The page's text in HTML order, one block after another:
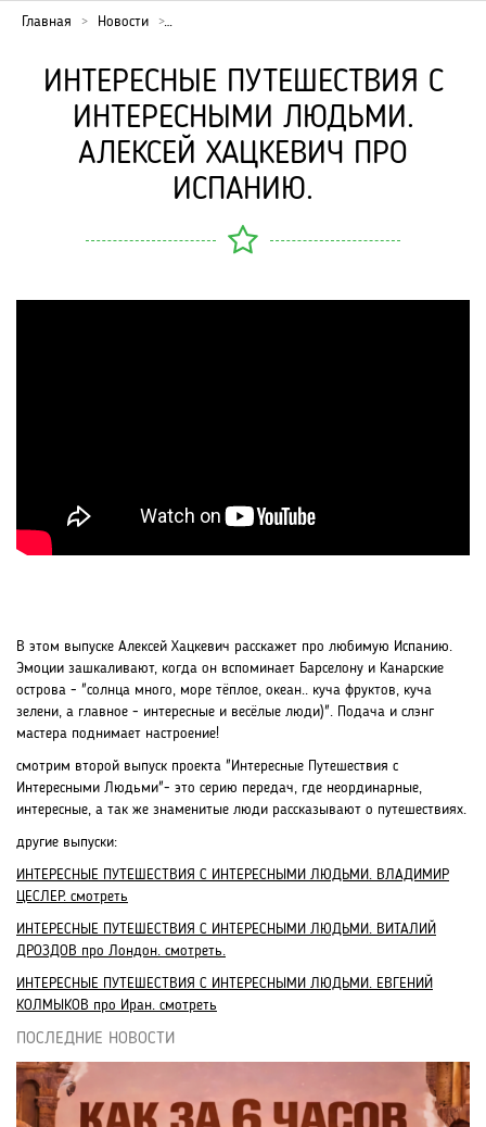
Главная Новости
ИНТЕРЕСНЫЕ ПУТЕШЕСТВИЯ С
ИНТЕРЕСНЫМИ ЛЮДЬМИ.
АЛЕКСЕЙ ХАЦКЕВИЧ ПРО
ИСПАНИЮ.
В этом выпуске Алексей Хацкевич расскажет про любимую Испанию.
Эмоции зашкаливают, когда он вспоминает Барселону и Канарские
острова - "солнца много, море тёплое, океан.. куча фруктов, куча
зелени, а главное - интересные и весёлые люди)". Подача и слэнг
мастера поднимает настроение!
смотрим второй выпуск проекта "Интересные Путешествия с
Интересными Людьми"- это серию передач, где неординарные,
интересные, а так же знаменитые люди рассказывают о путешествиях.
другие выпуски:
ИНТЕРЕСНЫЕ ПУТЕШЕСТВИЯ С ИНТЕРЕСНЫМИ ЛЮДЬМИ. ВЛАДИМИР
ЦЕСЛЕР. смотреть
ИНТЕРЕСНЫЕ ПУТЕШЕСТВИЯ С ИНТЕРЕСНЫМИ ЛЮДЬМИ. ВИТАЛИЙ
ДРОЗДОВ про Лондон. смотреть.
ИНТЕРЕСНЫЕ ПУТЕШЕСТВИЯ С ИНТЕРЕСНЫМИ ЛЮДЬМИ. ЕВГЕНИЙ
КОЛМЫКОВ про Иран. смотреть
ПОСЛЕДНИЕ НОВОСТИ